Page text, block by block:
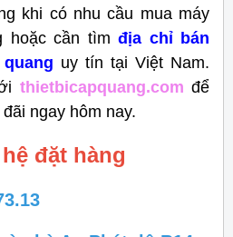
khi có nhu cầu mua máy
hoặc cần tìmđịa chỉ bán
uy tín tại Việt Nam.
thietbicapquang.com để
ngay hôm nay.
đặt hàng